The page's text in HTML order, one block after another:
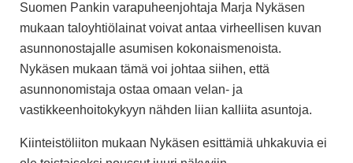
Suomen Pankin varapuheenjohtaja Marja Nykäsen
mukaan taloyhtiölainat voivat antaa virheellisen kuvan
asunnonostajalle asumisen kokonaismenoista.
Nykäsen mukaan tämä voi johtaa siihen, että
asunnonomistaja ostaa omaan velan- ja
vastikkeenhoitokykyyn nähden liian kalliita asuntoja.
Kiinteistöliiton mukaan Nykäsen esittämiä uhkakuvia ei